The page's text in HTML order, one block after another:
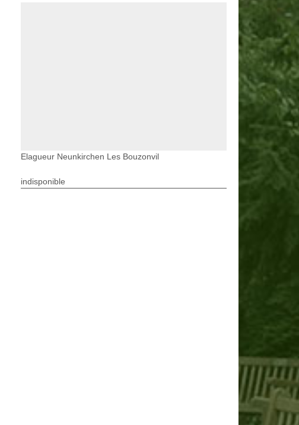
Elagueur Neunkirchen Les Bouzonvil
indisponible